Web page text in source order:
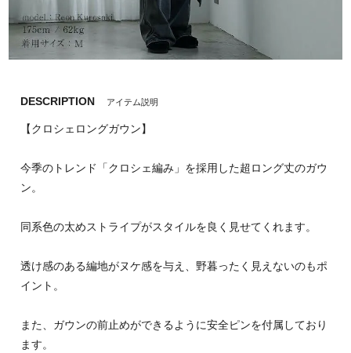
DESCRIPTION アイテム説明
【クロシェロングガウン】
今季のトレンド「クロシェ編み」を採用した超ロング丈のガウ
ン。
同系色の太めストライプがスタイルを良く見せてくれます。
透け感のある編地がヌケ感を与え、野暮ったく見えないのもポ
イント。
また、ガウンの前止めができるように安全ピンを付属しており
ます。